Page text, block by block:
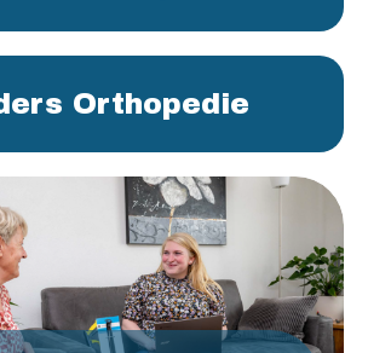
Orthopedie